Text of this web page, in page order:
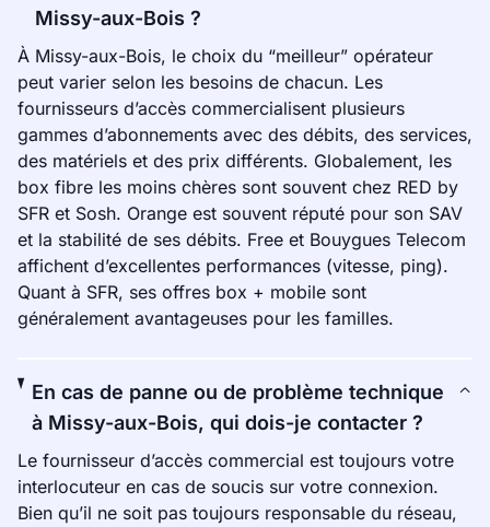
Missy-aux-Bois ?
À Missy-aux-Bois, le choix du “meilleur” opérateur
peut varier selon les besoins de chacun. Les
fournisseurs d’accès commercialisent plusieurs
gammes d’abonnements avec des débits, des services,
des matériels et des prix différents. Globalement, les
box fibre les moins chères sont souvent chez RED by
SFR et Sosh. Orange est souvent réputé pour son SAV
et la stabilité de ses débits. Free et Bouygues Telecom
affichent d’excellentes performances (vitesse, ping).
Quant à SFR, ses offres box + mobile sont
généralement avantageuses pour les familles.
En cas de panne ou de problème technique
à Missy-aux-Bois, qui dois-je contacter ?
Le fournisseur d’accès commercial est toujours votre
interlocuteur en cas de soucis sur votre connexion.
Bien qu’il ne soit pas toujours responsable du réseau,